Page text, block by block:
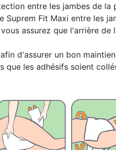
entre les jambes de la
Suprem Fit Maxi entre les
assurez que l'arrière
d'assurer un bon
que les adhésifs soient